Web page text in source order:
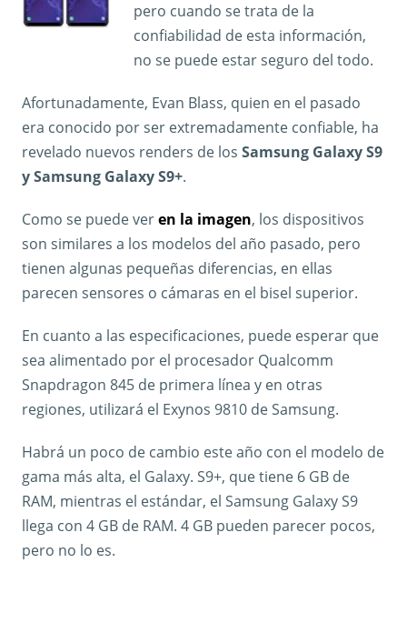
pero cuando se trata de la
confiabilidad de esta información,
no se puede estar seguro del todo.
Afortunadamente, Evan Blass, quien en el pasado
era conocido por ser extremadamente confiable, ha
revelado nuevos renders de los Samsung Galaxy S9
y Samsung Galaxy S9+.
Como se puede veren la imagen, los dispositivos
son similares a los modelos del año pasado, pero
tienen algunas pequeñas diferencias, en ellas
parecen sensores o cámaras en el bisel superior.
En cuanto a las especificaciones, puede esperar que
sea alimentado por el procesador Qualcomm
Snapdragon 845 de primera línea y en otras
regiones, utilizará el Exynos 9810 de Samsung.
Habrá un poco de cambio este año con el modelo de
gama más alta, el Galaxy. S9+, que tiene 6 GB de
RAM, mientras el estándar, el Samsung Galaxy S9
llega con 4 GB de RAM. 4 GB pueden parecer pocos,
pero no lo es.